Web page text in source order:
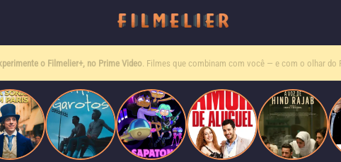
Entre tantas opções,receba o que mais vale seu tempo! Toda sexta, no seu e-mail.